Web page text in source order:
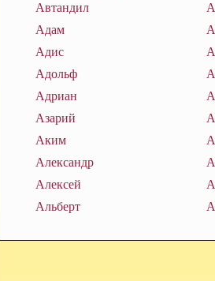
Автандил
Адам
Адис
Адольф
Адриан
Азарий
Аким
Александр
Алексей
Альберт